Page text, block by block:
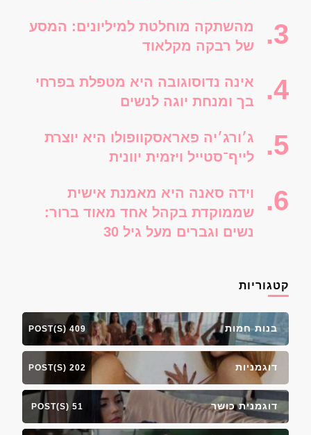
מהשתקה מוחלטת למיליונים: המסע
של רבקה מקלאוד
אינה נדוסוגובה היא מטפלת בפרחי
בך ומנחת יוגה לנשים
ג׳ורג׳יה פאראסקוופולו היא יוצרת
לייף־סטייל ויזמית יוונית
וידה סאנה היא מאמנת אישית
שממוקדת בקהל אחד מאוד ברור:
נשים וגברים מעל גיל 30
קטגוריות
בנות חמות 409 POST(S)
דוגמניות 202 POST(S)
דוגמנית כושר 51 POST(S)